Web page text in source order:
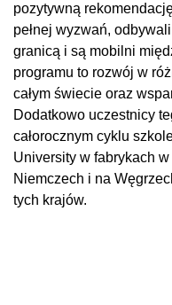
pozytywną
pełnej wyzwań,
granicą i są mobilni
programu to rozwój w
całym świecie oraz
Dodatkowo uczestnicy
całorocznym cyklu
University w fabrykach
Niemczech i na
tych krajów.